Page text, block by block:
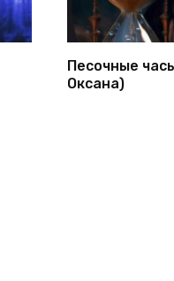
Песочные
Оксана)